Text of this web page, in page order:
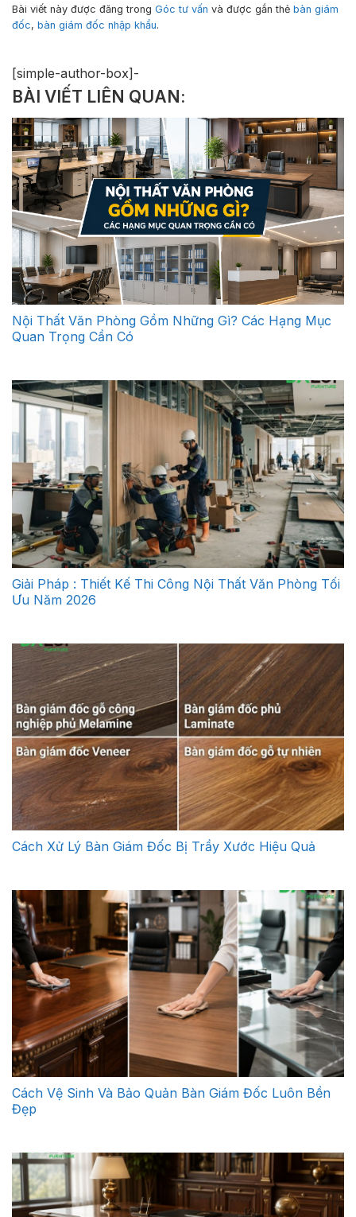
Bài viết này được đăng trong Góc tư vấn và được gắn thẻ bàn giám
đốc, bàn giám đốc nhập khẩu.
[simple-author-box]-
BÀI VIẾT LIÊN QUAN:
Nội Thất Văn Phòng Gồm Những Gì? Các Hạng Mục
Quan Trọng Cần Có
Giải Pháp : Thiết Kế Thi Công Nội Thất Văn Phòng Tối
Ưu Năm 2026
Cách Xử Lý Bàn Giám Đốc Bị Trầy Xước Hiệu Quả
Cách Vệ Sinh Và Bảo Quản Bàn Giám Đốc Luôn Bền
Đẹp